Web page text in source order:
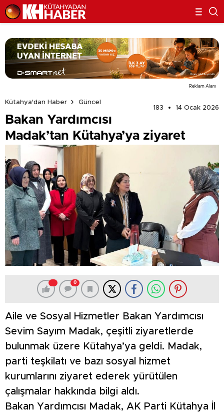
Reklam Alanı
Kütahya'dan Haber
Güncel
183
14 Ocak 2026
Bakan Yardımcısı
Madak’tan Kütahya’ya ziyaret
0
Aile ve Sosyal Hizmetler Bakan Yardımcısı
Sevim Sayım Madak, çeşitli ziyaretlerde
bulunmak üzere Kütahya’ya geldi. Madak,
parti teşkilatı ve bazı sosyal hizmet
kurumlarını ziyaret ederek yürütülen
çalışmalar hakkında bilgi aldı.
Bakan Yardımcısı Madak, AK Parti Kütahya İl